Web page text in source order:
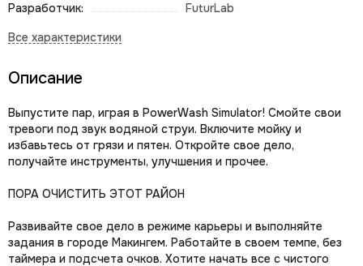
Разработчик:
FuturLab
Описание
Выпустите пар, играя в PowerWash Simulator! Смойте свои
тревоги под звук водяной струи. Включите мойку и
избавьтесь от грязи и пятен. Откройте свое дело,
получайте инструменты, улучшения и прочее.
ПОРА ОЧИСТИТЬ ЭТОТ РАЙОН
Развивайте свое дело в режиме карьеры и выполняйте
задания в городе Макингем. Работайте в своем темпе, без
таймера и подсчета очков. Хотите начать все с чистого